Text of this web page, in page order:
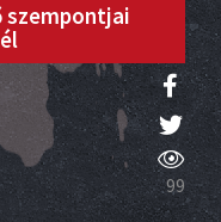
szempontjai
99